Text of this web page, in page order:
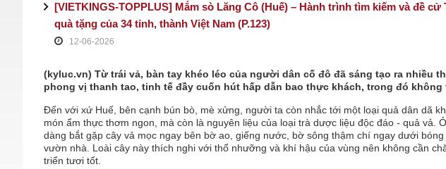
[VIETKINGS-TOPPLUS] Mắm sò Lăng Cô (Huế) – Hành trình tìm kiếm và đề cử
quà tặng của 34 tỉnh, thành Việt Nam (P.123)
12-06-2026
(kyluc.vn) Từ trái vả, bàn tay khéo léo của người dân cố đô đã sáng tạo ra nhiều
phong vị thanh tao, tinh tế đầy cuốn hút hấp dẫn bao thực khách, trong đó không
Đến với xứ Huế, bên cạnh bún bò, mè xửng, người ta còn nhắc tới một loại quả dân dã
món ẩm thực thơm ngon, mà còn là nguyên liệu của loại trà dược liệu độc đáo - quả vả.
dàng bắt gặp cây vả mọc ngay bên bờ ao, giếng nước, bờ sông thậm chí ngay dưới
vườn nhà. Loài cây này thích nghi với thổ nhưỡng và khí hậu của vùng nên không cần
triển tươi tốt.